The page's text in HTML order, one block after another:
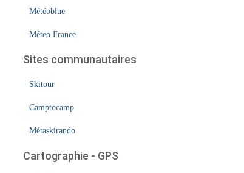
Météoblue
Méteo France
Sites communautaires
Skitour
Camptocamp
Métaskirando
Cartographie - GPS